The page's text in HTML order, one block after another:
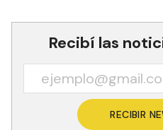
Recibí las
RECIBIR